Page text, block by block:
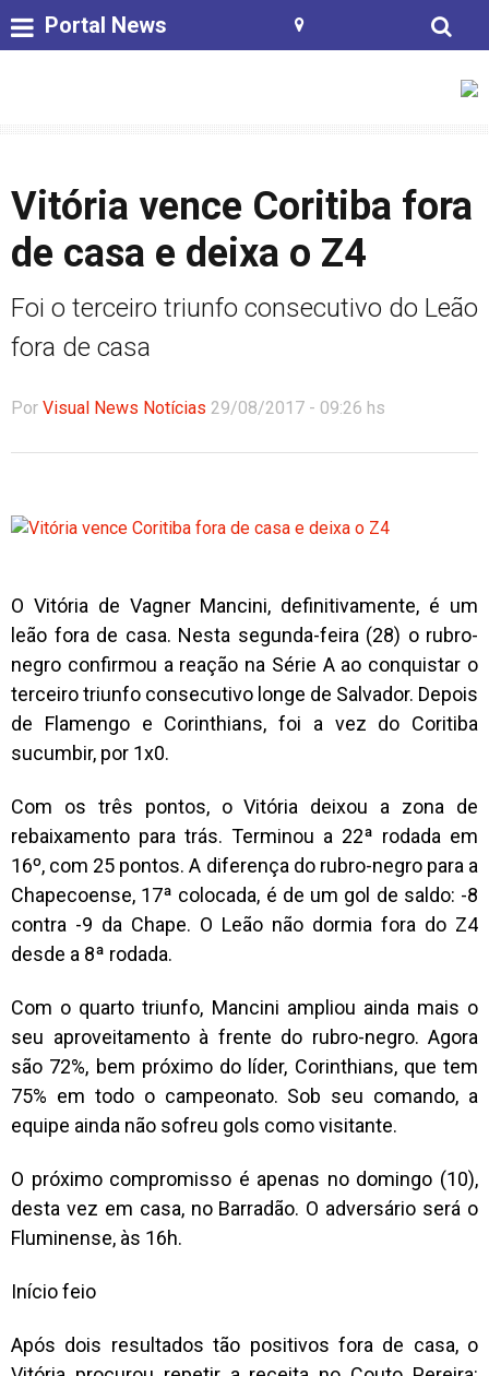
Portal News
Vitória vence Coritiba fora
de casa e deixa o Z4
Foi o terceiro triunfo consecutivo do Leão
fora de casa
Por Visual News Notícias 29/08/2017 - 09:26 hs
O Vitória de Vagner Mancini, definitivamente, é um
leão fora de casa. Nesta segunda-feira (28) o rubro-
negro confirmou a reação na Série A ao conquistar o
terceiro triunfo consecutivo longe de Salvador. Depois
de Flamengo e Corinthians, foi a vez do Coritiba
sucumbir, por 1x0.
Com os três pontos, o Vitória deixou a zona de
rebaixamento para trás. Terminou a 22ª rodada em
16º, com 25 pontos. A diferença do rubro-negro para a
Chapecoense, 17ª colocada, é de um gol de saldo: -8
contra -9 da Chape. O Leão não dormia fora do Z4
desde a 8ª rodada.
Com o quarto triunfo, Mancini ampliou ainda mais o
seu aproveitamento à frente do rubro-negro. Agora
são 72%, bem próximo do líder, Corinthians, que tem
75% em todo o campeonato. Sob seu comando, a
equipe ainda não sofreu gols como visitante.
O próximo compromisso é apenas no domingo (10),
desta vez em casa, no Barradão. O adversário será o
Fluminense, às 16h.
Início feio
Após dois resultados tão positivos fora de casa, o